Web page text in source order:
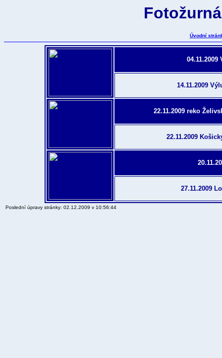
Úvodní
14.11.2009
22.11.2009 reko
22.11.2009
27.11.2009
Poslední úpravy stránky: 02.12.2009 v 10:56:44